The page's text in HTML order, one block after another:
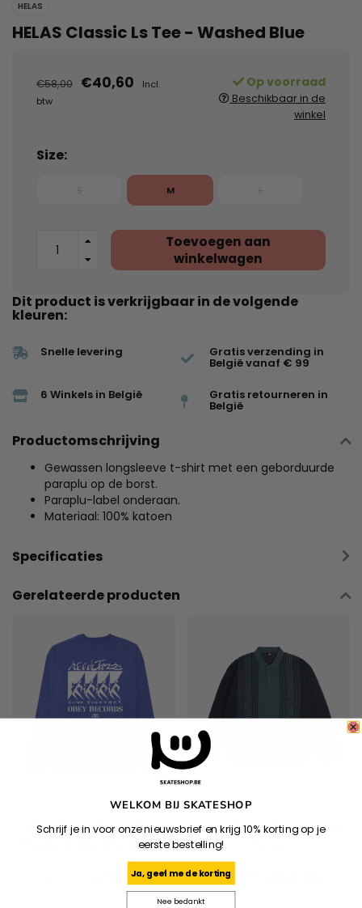
HELAS
HELAS Classic Ls Tee - Washed Blue
€58,00 €40,60
Incl.
btw
Op voorraad
Beschikbaar in de
winkel
Size:
M
Toevoegen aan
winkelwagen
Dit product is verkrijgbaar in de volgende
kleuren:
Snelle levering Gratis verzending in
België vanaf € 99
6 Winkels in België Gratis retourneren in
België
Productomschrijving
Gewassen longsleeve t-shirt met een geborduurde
paraplu op de borst.
Paraplu-label onderaan.
Materiaal: 100% katoen
Specificaties
Gerelateerde producten
Obey Come Together -
Pigment Electric Indigo
€48,96
MAGENTA
Royal Knit Ls Polo - Dark
€169,95
WELKOM BIJ SKATESHOP
Schrijf je in voor onze nieuwsbrief en krijg 10% korting op je
eerste bestelling!
Ja, geef me de korting
Nee bedankt